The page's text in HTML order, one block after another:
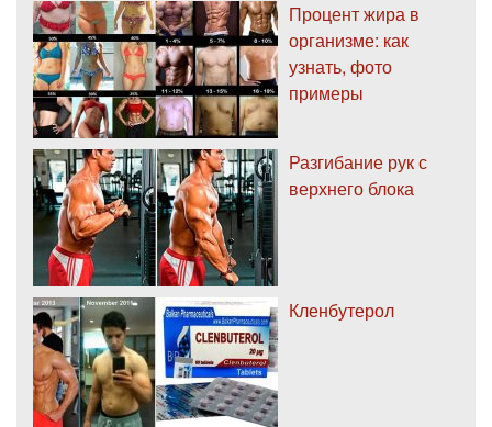
Процент жира в
организме: как
узнать, фото
примеры
Разгибание рук с
верхнего блока
Кленбутерол